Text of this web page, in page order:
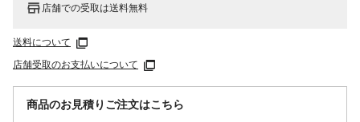
店舗での受取は送料無料
送料について
店舗受取のお支払いについて
商品のお見積りご注文はこちら